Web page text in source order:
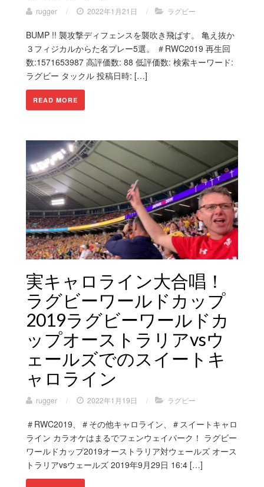
rugger / 2022年1月21日 / ラグビー
BUMP !! 襲攻撃ディフェンスを襲吹き飛ばす。 亀え抜か
３フィジカルからた名プレー5選。 ＃RWC2019 再生回
数:1571653987 高評価数: 88 低評価数: 検索キーワード:
ラグビー タックル 投稿日時: […]
READ MORE
実キャロライン大合唱！
ラグビーワールドカップ
2019ラグビーワールドカ
ップオーストラリアvsウ
ェールズでのスイートキ
ャロライン
rugger / 2022年1月19日 / ラグビー
＃RWC2019、＃その他キャロライン、＃スイートキャロ
ライン カラオケはまるでフェンウェイパーク！ ラグビー
ワールドカップ2019オーストラリア対ウェールズ オース
トラリアvsウェールズ 2019年9月29日 16:4 […]